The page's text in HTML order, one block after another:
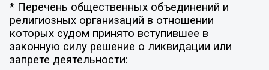
* Перечень общественных объединений и
религиозных организаций в отношении
которых судом принято вступившее в
законную силу решение о ликвидации или
запрете деятельности: